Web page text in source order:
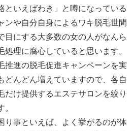
といえばわき」と噂になっている
ンや自分自身によるワキ脱毛世間
目にする大多数の女の人がなんら
理に腐心していると思います。
推進の脱毛促進キャンペーンを実
どんどん増えていますので、各自
だけ提供するエステサロンを絞り
り事といえば、よく挙がるのが体